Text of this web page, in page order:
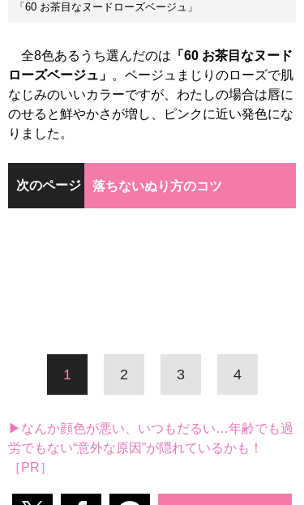
「60 お茶目なヌードローズベージュ」
全8色あるうち選んだのは 「60 お茶目なヌード
ローズベージュ」 。ベージュまじりのローズで肌
なじみのいいカラーですが、わたしの場合は唇に
のせると鮮やかさが増し、ピンクに近い発色にな
りました。
次のページ 落ちないぬり方のコツ
1 2 3 4
▶なんか顔色が悪い、いつもだるい…年齢でも過
労でもない“意外な原因”が隠れているかも！
［PR］